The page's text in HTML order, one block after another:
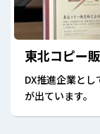
東北コピー
DX推進企業と
が出ています。